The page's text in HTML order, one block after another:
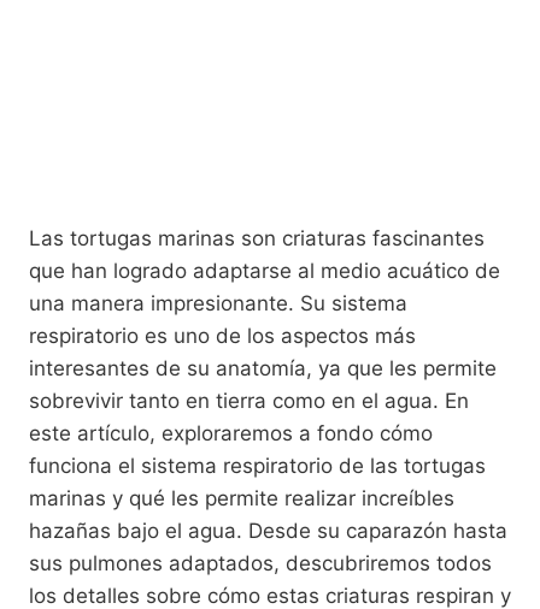
Las tortugas marinas son criaturas fascinantes
que han logrado adaptarse al medio acuático de
una manera impresionante. Su sistema
respiratorio es uno de los aspectos más
interesantes de su anatomía, ya que les permite
sobrevivir tanto en tierra como en el agua. En
este artículo, exploraremos a fondo cómo
funciona el sistema respiratorio de las tortugas
marinas y qué les permite realizar increíbles
hazañas bajo el agua. Desde su caparazón hasta
sus pulmones adaptados, descubriremos todos
los detalles sobre cómo estas criaturas respiran y